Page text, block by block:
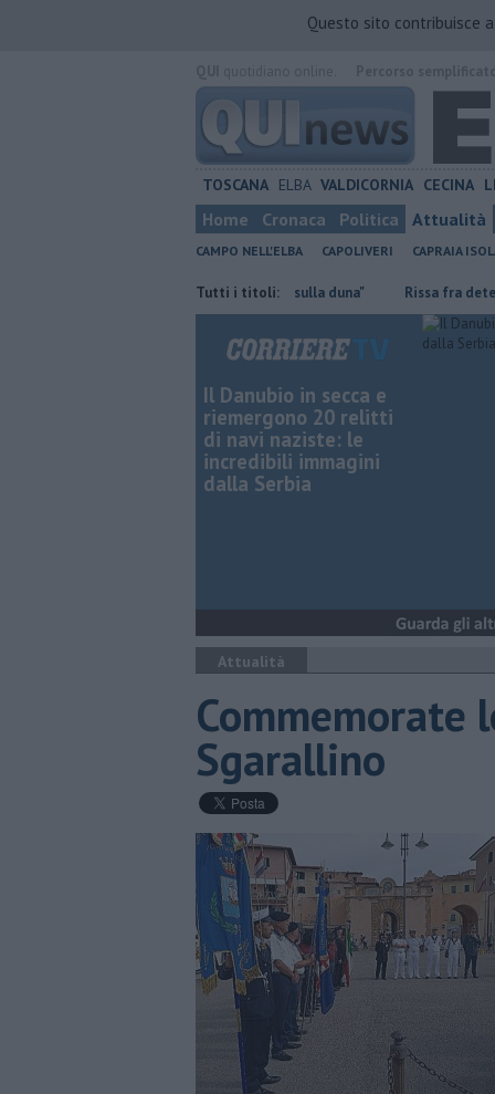
Questo sito contribuisce
TOSCANA ELBA VALDICORNIA CECINA
Home Cronaca Politica Attualità
CAMPO NELL'ELBA CAPOLIVERI CAPRAIA
Tutti i titoli:
Mola, "troppi rifiuti e barche sulla duna" Rissa fra detenuti,
Il Danubio in secca e
riemergono 20 relitti
di navi naziste: le
incredibili immagini
dalla Serbia
Attualità
Commemorate
Sgarallino